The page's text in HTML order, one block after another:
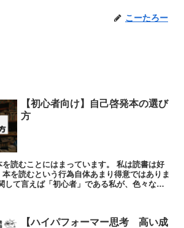
こーたろー
【初心者向け】自己啓発本の選び
方
ことにはまっています。 私は読書は好
を読むという行為自体あまり得意ではありま
【ハイパフォーマー思考 高い成